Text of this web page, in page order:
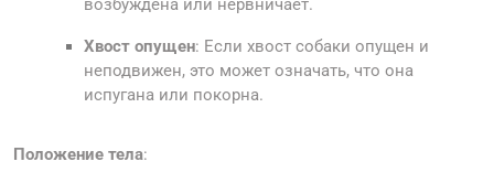
возбуждена или нервничает.
Хвост опущен: Если хвост собаки опущен и
неподвижен, это может означать, что она
испугана или покорна.
Положение тела: